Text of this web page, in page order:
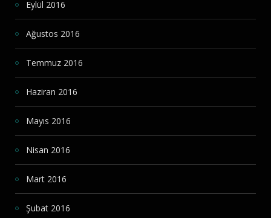
Eylül 2016
Ağustos 2016
Temmuz 2016
Haziran 2016
Mayıs 2016
Nisan 2016
Mart 2016
Şubat 2016